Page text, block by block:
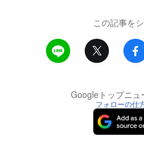
この記事を
Googleトップニュ
フォローの仕